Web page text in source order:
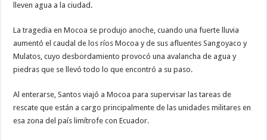
lleven agua a la ciudad.
La tragedia en Mocoa se produjo anoche, cuando una fuerte lluvia
aumentó el caudal de los ríos Mocoa y de sus afluentes Sangoyaco y
Mulatos, cuyo desbordamiento provocó una avalancha de agua y
piedras que se llevó todo lo que encontró a su paso.
Al enterarse, Santos viajó a Mocoa para supervisar las tareas de
rescate que están a cargo principalmente de las unidades militares en
esa zona del país limítrofe con Ecuador.